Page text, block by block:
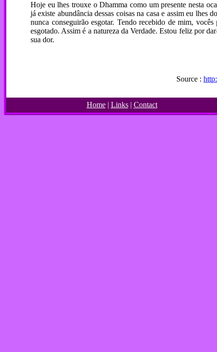
Hoje eu lhes trouxe o Dhamma como um presente nesta
já existe abundância dessas coisas na casa e assim eu
nunca conseguirão esgotar. Tendo recebido de mim,
esgotado. Assim é a natureza da Verdade. Estou feliz por
sua dor.
Source :
Home| Links| Contact